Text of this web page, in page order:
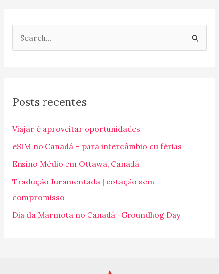
u
s
a
r
p
o
r
Posts recentes
Viajar é aproveitar oportunidades
eSIM no Canadá – para intercâmbio ou férias
Ensino Médio em Ottawa, Canadá
Tradução Juramentada | cotação sem
compromisso
Dia da Marmota no Canadá -Groundhog Day